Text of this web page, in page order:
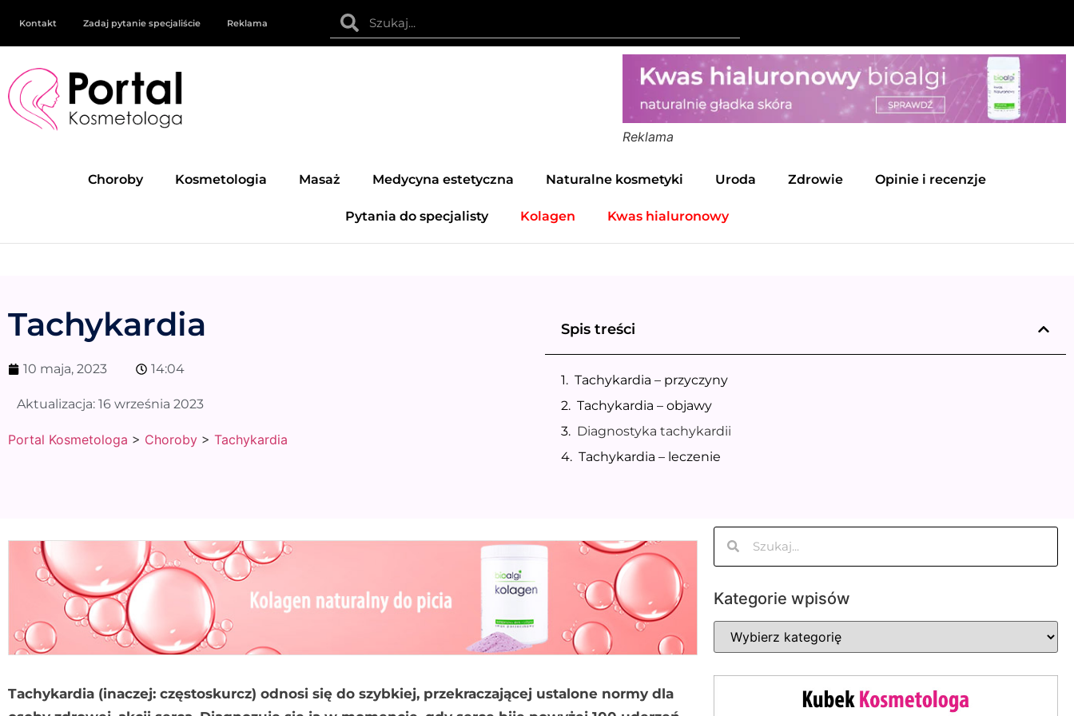
Kontakt Zadaj pytanie specjaliście Reklama
Reklama
Choroby Kosmetologia Masaż Medycyna estetyczna Naturalne kosmetyki Uroda Zdrowie Opinie i recenzje
Pytania do specjalisty Kolagen Kwas hialuronowy
Tachykardia
10 maja, 2023 14:04
Aktualizacja: 16 września 2023
Portal Kosmetologa > Choroby > Tachykardia
Spis treści
Tachykardia – przyczyny
Tachykardia – objawy
Diagnostyka tachykardii
Tachykardia – leczenie
Tachykardia (inaczej: częstoskurcz) odnosi się do szybkiej, przekraczającej ustalone normy dla
Kategorie wpisów